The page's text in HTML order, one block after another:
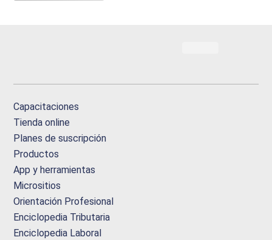
Capacitaciones
Tienda online
Planes de suscripción
Productos
App y herramientas
Micrositios
Orientación Profesional
Enciclopedia Tributaria
Enciclopedia Laboral